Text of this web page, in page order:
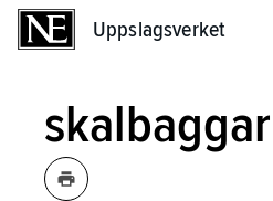
Uppslagsverket
skalbaggar